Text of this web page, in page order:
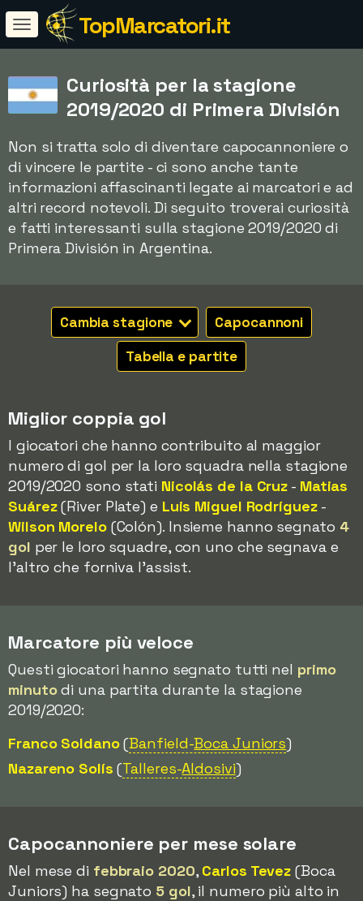
TopMarcatori.it
Curiosità per la stagione
2019/2020 di Primera División
Non si tratta solo di diventare capocannoniere o
di vincere le partite - ci sono anche tante
informazioni affascinanti legate ai marcatori e ad
altri record notevoli. Di seguito troverai curiosità
e fatti interessanti sulla stagione 2019/2020 di
Primera División in Argentina.
Cambia stagione
Capocannoni
Tabella e partite
Miglior coppia gol
I giocatori che hanno contribuito al maggior
numero di gol per la loro squadra nella stagione
2019/2020 sono stati Nicolás de la Cruz - Matias
Suárez(River Plate) e Luis Miguel Rodríguez-
Wilson Morelo(Colón). Insieme hanno segnato 4
gol per le loro squadre, con uno che segnava e
l'altro che forniva l'assist.
Marcatore più veloce
Questi giocatori hanno segnato tutti nel primo
minutodi una partita durante la stagione
2019/2020:
Franco Soldano(Banfield-Boca Juniors)
Nazareno Solís (Talleres-Aldosivi)
Capocannoniere per mese solare
Nel mese di febbraio 2020, Carlos Tevez (Boca
Juniors) ha segnato 5 gol, il numero più alto in